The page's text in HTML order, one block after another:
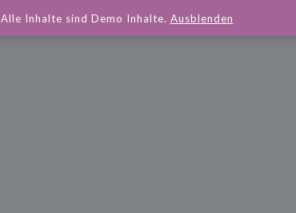
Alle Inhalte sind Demo Inhalte. Ausblenden